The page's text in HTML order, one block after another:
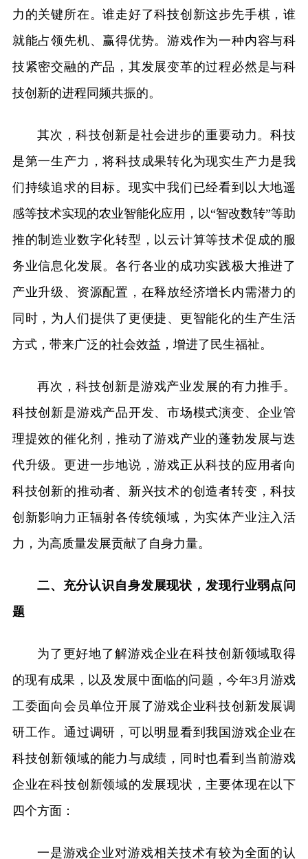
力的关键所在。谁走好了科技创新这步先手棋，谁
就能占领先机、赢得优势。游戏作为一种内容与科
技紧密交融的产品，其发展变革的过程必然是与科
技创新的进程同频共振的。
其次，科技创新是社会进步的重要动力。科技
是第一生产力，将科技成果转化为现实生产力是我
们持续追求的目标。现实中我们已经看到以大地遥
感等技术实现的农业智能化应用，以“智改数转”等助
推的制造业数字化转型，以云计算等技术促成的服
务业信息化发展。各行各业的成功实践极大推进了
产业升级、资源配置，在释放经济增长内需潜力的
同时，为人们提供了更便捷、更智能化的生产生活
方式，带来广泛的社会效益，增进了民生福祉。
再次，科技创新是游戏产业发展的有力推手。
科技创新是游戏产品开发、市场模式演变、企业管
理提效的催化剂，推动了游戏产业的蓬勃发展与迭
代升级。更进一步地说，游戏正从科技的应用者向
科技创新的推动者、新兴技术的创造者转变，科技
创新影响力正辐射各传统领域，为实体产业注入活
力，为高质量发展贡献了自身力量。
二、充分认识自身发展现状，发现行业弱点问
题
为了更好地了解游戏企业在科技创新领域取得
的现有成果，以及发展中面临的问题，今年3月游戏
工委面向会员单位开展了游戏企业科技创新发展调
研工作。通过调研，可以明显看到我国游戏企业在
科技创新领域的能力与成绩，同时也看到当前游戏
企业在科技创新领域的发展现状，主要体现在以下
四个方面：
一是游戏企业对游戏相关技术有较为全面的认